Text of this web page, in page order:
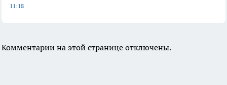
11:18
Комментарии на этой странице отключены.